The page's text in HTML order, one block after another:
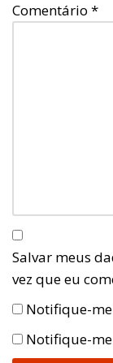
Comentário *
Salvar meus
vez que eu
Notifique-
Notifique-